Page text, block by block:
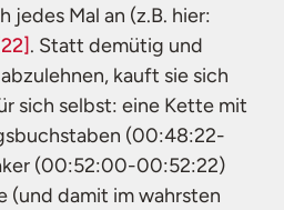
jedes Mal an (z.B. hier:
. Statt demütig und
kauft sie sich
sich selbst: eine Kette mit
(00:48:22-
(00:52:00-00:52:22)
(und damit im wahrsten